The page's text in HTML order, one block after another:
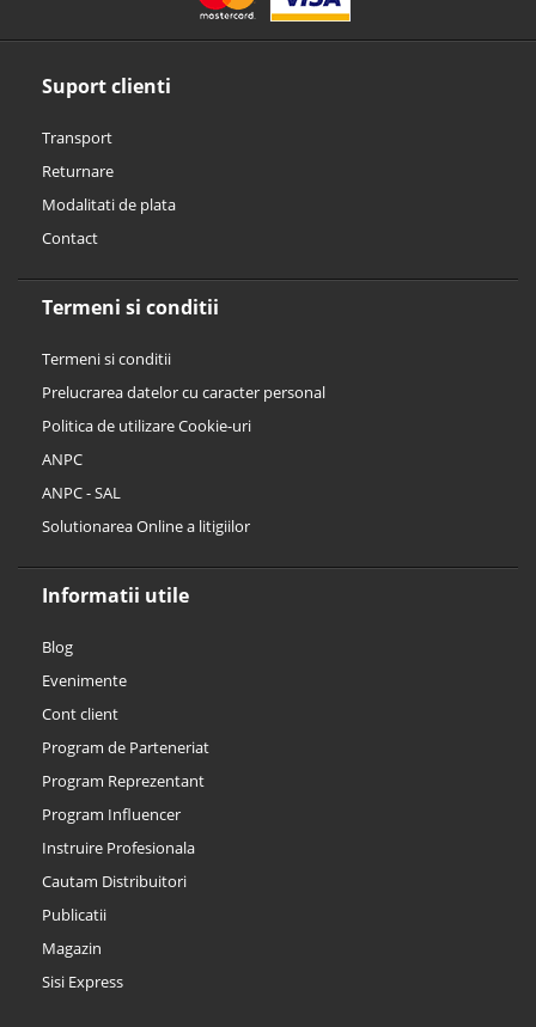
Suport clienti
Transport
Returnare
Modalitati de plata
Contact
Termeni si conditii
Termeni si conditii
Prelucrarea datelor cu caracter personal
Politica de utilizare Cookie-uri
ANPC
ANPC - SAL
Solutionarea Online a litigiilor
Informatii utile
Blog
Evenimente
Cont client
Program de Parteneriat
Program Reprezentant
Program Influencer
Instruire Profesionala
Cautam Distribuitori
Publicatii
Magazin
Sisi Express